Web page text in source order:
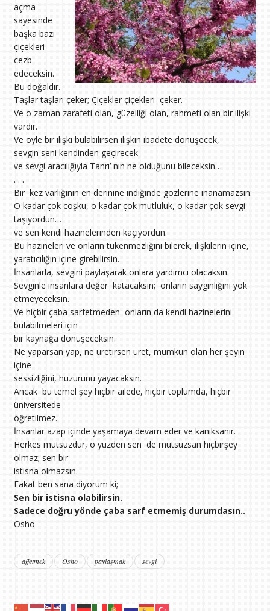
açma
sayesinde
başka bazı
çiçekleri
cezb
edeceksin.
Bu doğaldır.
Taşlar taşları çeker; Çiçekler çiçekleri çeker.
Ve o zaman zarafeti olan, güzelliği olan, rahmeti olan bir ilişki
vardır.
Ve öyle bir ilişki bulabilirsen ilişkin ibadete dönüşecek,
sevgin seni kendinden geçirecek
ve sevgi aracılığıyla Tanrı’ nın ne olduğunu bileceksin…
. . .
Bir kez varlığının en derinine indiğinde gözlerine inanamazsın:
O kadar çok coşku, o kadar çok mutluluk, o kadar çok sevgi
taşıyordun…
ve sen kendi hazinelerinden kaçıyordun.
Bu hazineleri ve onların tükenmezliğini bilerek, ilişkilerin içine,
yaratıcılığın içine girebilirsin.
İnsanlarla, sevgini paylaşarak onlara yardımcı olacaksın.
Sevginle insanlara değer katacaksın; onların saygınlığını yok
etmeyeceksin.
Ve hiçbir çaba sarfetmeden onların da kendi hazinelerini
bulabilmeleri için
bir kaynağa dönüşeceksin.
Ne yaparsan yap, ne üretirsen üret, mümkün olan her şeyin
içine
sessizliğini, huzurunu yayacaksın.
Ancak bu temel şey hiçbir ailede, hiçbir toplumda, hiçbir
üniversitede
öğretilmez.
İnsanlar azap içinde yaşamaya devam eder ve kanıksanır.
Herkes mutsuzdur, o yüzden sen de mutsuzsan hiçbirşey
olmaz; sen bir
istisna olmazsın.
Fakat ben sana diyorum ki;
Sen bir istisna olabilirsin.
Sadece doğru yönde çaba sarf etmemiş durumdasın..
Osho
affetmek Osho paylaşmak sevgi